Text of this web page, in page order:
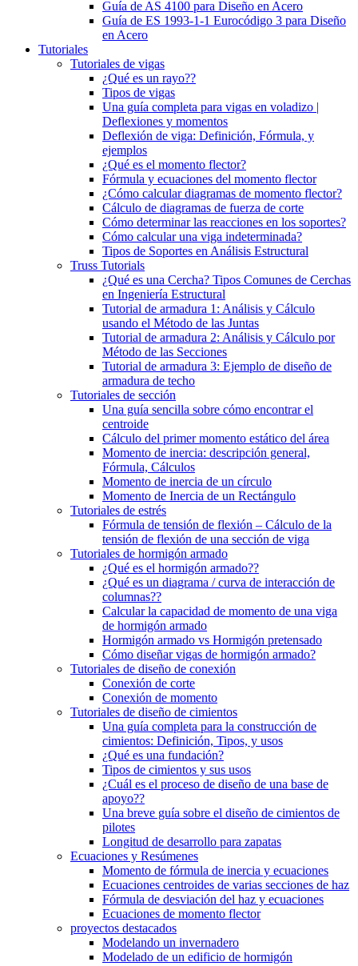
Guía de AS 4100 para Diseño en Acero
Guía de ES 1993-1-1 Eurocódigo 3 para Diseño
en Acero
Tutoriales
Tutoriales de vigas
¿Qué es un rayo??
Tipos de vigas
Una guía completa para vigas en voladizo |
Deflexiones y momentos
Deflexión de viga: Definición, Fórmula, y
ejemplos
¿Qué es el momento flector?
Fórmula y ecuaciones del momento flector
¿Cómo calcular diagramas de momento flector?
Cálculo de diagramas de fuerza de corte
Cómo determinar las reacciones en los soportes?
Cómo calcular una viga indeterminada?
Tipos de Soportes en Análisis Estructural
Truss Tutorials
¿Qué es una Cercha? Tipos Comunes de Cerchas
en Ingeniería Estructural
Tutorial de armadura 1: Análisis y Cálculo
usando el Método de las Juntas
Tutorial de armadura 2: Análisis y Cálculo por
Método de las Secciones
Tutorial de armadura 3: Ejemplo de diseño de
armadura de techo
Tutoriales de sección
Una guía sencilla sobre cómo encontrar el
centroide
Cálculo del primer momento estático del área
Momento de inercia: descripción general,
Fórmula, Cálculos
Momento de inercia de un círculo
Momento de Inercia de un Rectángulo
Tutoriales de estrés
Fórmula de tensión de flexión – Cálculo de la
tensión de flexión de una sección de viga
Tutoriales de hormigón armado
¿Qué es el hormigón armado??
¿Qué es un diagrama / curva de interacción de
columnas??
Calcular la capacidad de momento de una viga
de hormigón armado
Hormigón armado vs Hormigón pretensado
Cómo diseñar vigas de hormigón armado?
Tutoriales de diseño de conexión
Conexión de corte
Conexión de momento
Tutoriales de diseño de cimientos
Una guía completa para la construcción de
cimientos: Definición, Tipos, y usos
¿Qué es una fundación?
Tipos de cimientos y sus usos
¿Cuál es el proceso de diseño de una base de
apoyo??
Una breve guía sobre el diseño de cimientos de
pilotes
Longitud de desarrollo para zapatas
Ecuaciones y Resúmenes
Momento de fórmula de inercia y ecuaciones
Ecuaciones centroides de varias secciones de haz
Fórmula de desviación del haz y ecuaciones
Ecuaciones de momento flector
proyectos destacados
Modelando un invernadero
Modelado de un edificio de hormigón